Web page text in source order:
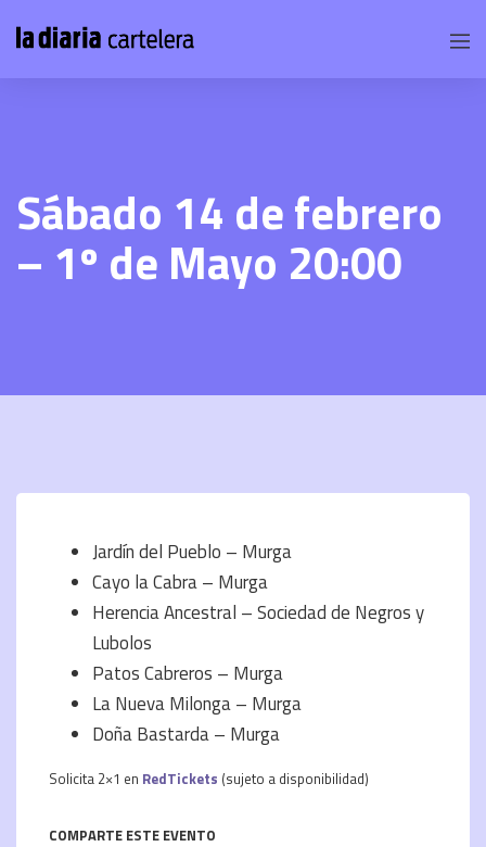
Sábado 14 de febrero
– 1º de Mayo 20:00
Jardín del Pueblo – Murga
Cayo la Cabra – Murga
Herencia Ancestral – Sociedad de Negros y
Lubolos
Patos Cabreros – Murga
La Nueva Milonga – Murga
Doña Bastarda – Murga
Solicita 2×1 en RedTickets (sujeto a disponibilidad)
COMPARTE ESTE EVENTO